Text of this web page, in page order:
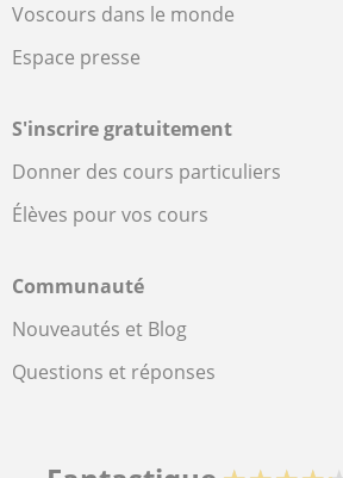
Voscours dans le monde
Espace presse
S'inscrire gratuitement
Donner des cours particuliers
Élèves pour vos cours
Communauté
Nouveautés et Blog
Questions et réponses